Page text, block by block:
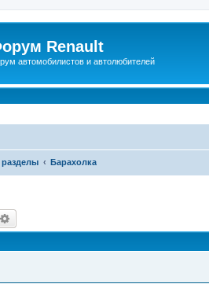
Renault
автомобилистов и автолюбителей
Барахолка